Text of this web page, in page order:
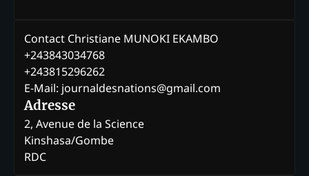
Contact Christiane MUNOKI EKAMBO
+243843034768
+243815296262
E-Mail: journaldesnations@gmail.com
Adresse
2, Avenue de la Science
Kinshasa/Gombe
RDC